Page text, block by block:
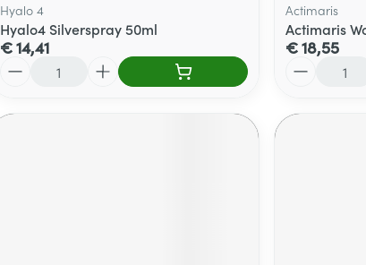
Hyalo 4
Hyalo4 Silverspray 50ml
€ 14,41
Actimaris
Actimaris
€ 18,55